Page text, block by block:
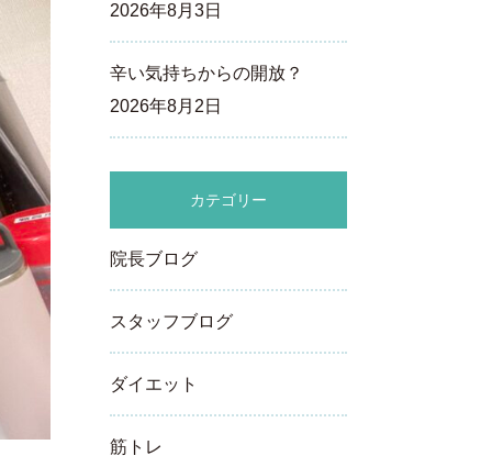
2026年8月3日
辛い気持ちからの開放？
2026年8月2日
カテゴリー
院長ブログ
スタッフブログ
ダイエット
筋トレ